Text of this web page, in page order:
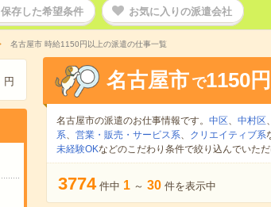
保存した希望条件 お気に入りの派遣会社
名古屋市 時給1150円以上の派遣の仕事一覧
円 名古屋市 で1150
名古屋市の派遣のお仕事情報です。 中区、 中村区、
系、 営業・販売・サービス系、 クリエイティブ系
未経験OKなどのこだわり条件で絞り込んでいただ
3774 件中 1 ～ 30 件を表示中